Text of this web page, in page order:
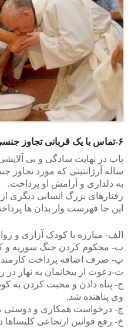
۶-تماس با یک قربانی تجاوز جنسی-
ساله آرژانتینی که مورد تجاوز
به دلداری و آرامش او پرداخت.
رفتارهای بزرگ انسانی دیگری
این جا فهرست وار بدان ها
الف- مبارزه با کودک آزاری و
ب- محکوم کردن جنگ سوریه و
پ- صرف اضافه پرداخت
ت-دعوت از بیخانمان به نهار در
ج- پناه دادن و محبت کردن به
وی پناهنده شد.
چ- درخواست همکاری و دوستی
خ- رفع قوانین ارتجاعی